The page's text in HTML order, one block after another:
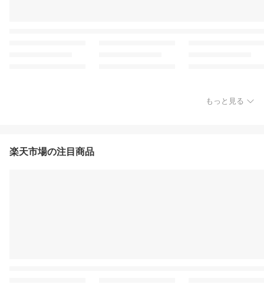
もっと見る
楽天市場の注目商品